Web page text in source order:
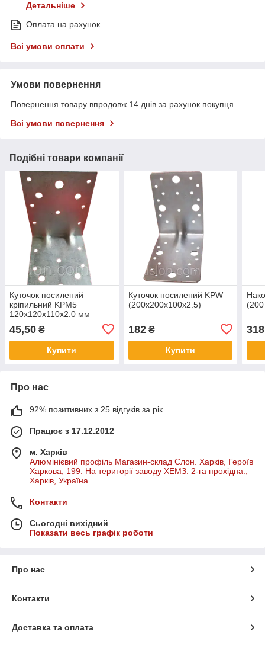
Детальніше
Оплата на рахунок
Всі умови оплати
Умови повернення
Повернення товару впродовж 14 днів за рахунок покупця
Всі умови повернення
Подібні товари компанії
Куточок посилений
кріпильний KPM5
120х120х110х2.0 мм
45,50 ₴
Купити
Куточок посилений KPW
(200х200х100х2.5)
182₴
Купити
Про нас
92% позитивних з 25 відгуків за рік
Працює з 17.12.2012
м. Харків
Алюмінієвий профіль Магазин-склад Слон. Харків, Героїв
Харкова, 199. На території заводу ХЕМЗ. 2-га прохідна.,
Харків, Україна
Контакти
Сьогодні вихідний
Показати весь графік роботи
Про нас
Контакти
Доставка та оплата